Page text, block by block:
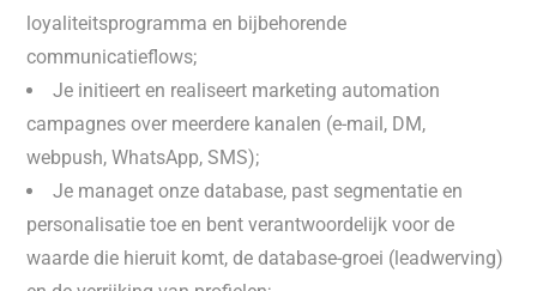
loyaliteitsprogramma en bijbehorende
communicatieflows;
Je initieert en realiseert marketing automation
campagnes over meerdere kanalen (e-mail, DM,
webpush, WhatsApp, SMS);
Je managet onze database, past segmentatie en
personalisatie toe en bent verantwoordelijk voor de
waarde die hieruit komt, de database-groei (leadwerving)